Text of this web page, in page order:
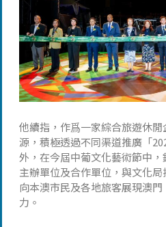
他續指，作爲一家綜合旅遊休
源，積極透過不同渠道推廣「
外，在今屆中葡文化藝術節中
主辦單位及合作單位，與文化局
向本澳市民及各地旅客展現澳
力。